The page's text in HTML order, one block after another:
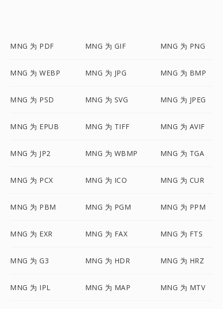
MNG 为 PDF MNG 为 GIF MNG 为 PNG
MNG 为 WEBP MNG 为 JPG MNG 为 BMP
MNG 为 PSD MNG 为 SVG MNG 为 JPEG
MNG 为 EPUB MNG 为 TIFF MNG 为 AVIF
MNG 为 JP2 MNG 为 WBMP MNG 为 TGA
MNG 为 PCX MNG 为 ICO MNG 为 CUR
MNG 为 PBM MNG 为 PGM MNG 为 PPM
MNG 为 EXR MNG 为 FAX MNG 为 FTS
MNG 为 G3 MNG 为 HDR MNG 为 HRZ
MNG 为 IPL MNG 为 MAP MNG 为 MTV